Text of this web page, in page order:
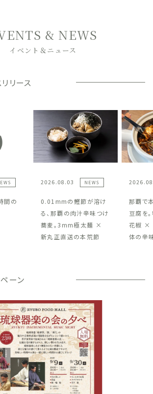
& NEWS
イベント＆ニュース
リース
間の
2026.08.03 NEWS
0.01mmの鰹節が溶け
る、那覇の肉汁辛味つけ
蕎麦。3mm極太麺 ×
新丸正直送の本荒節
那覇で
豆腐を
花椒 ×
体の辛
ーン